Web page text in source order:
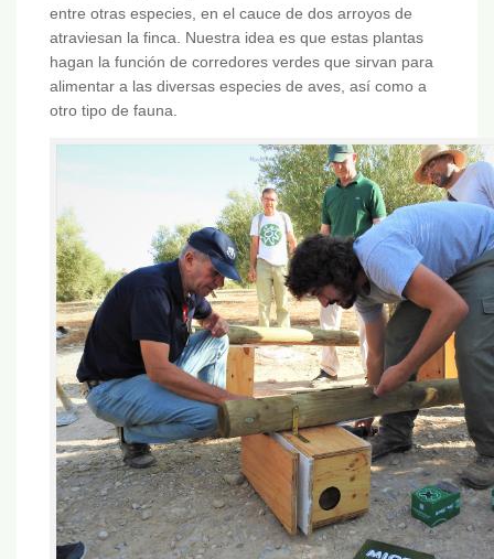
entre otras especies, en el cauce de dos arroyos de
atraviesan la finca. Nuestra idea es que estas plantas
hagan la función de corredores verdes que sirvan para
alimentar a las diversas especies de aves, así como a
otro tipo de fauna.